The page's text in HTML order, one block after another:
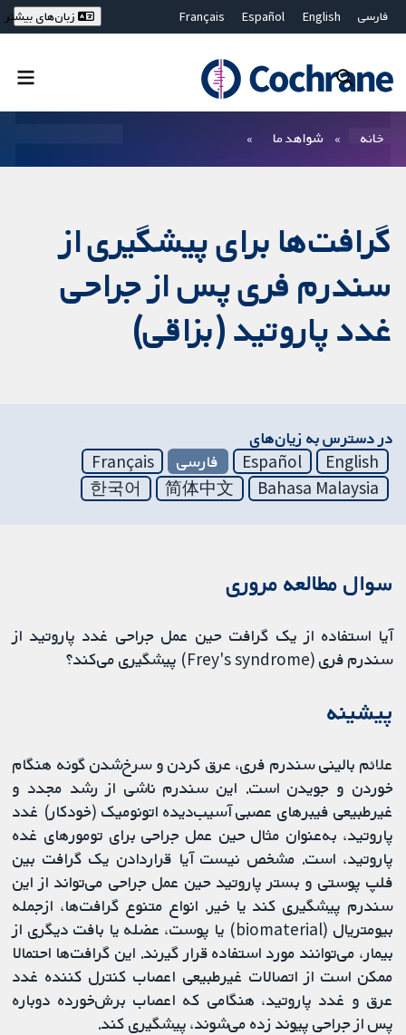
فارسی English
Español
Français
Bahasa Malaysia
ไทย
繁體中文
زبان‌های بیشتر
خانه شواهد ما
گرافت‌ها برای پیشگیری از
سندرم فری پس از جراحی
غدد پاروتید (بزاقی)
در دسترس به زیان‌های
English
Español فارسی
Français
Bahasa Malaysia
简体中文
한국어
سوال مطالعه مروری
آیا استفاده از یک گرافت حین عمل جراحی غدد پاروتید از
سندرم فری (Frey's syndrome) پیشگیری می‌کند؟
پیشینه
علائم بالینی سندرم فری، عرق کردن و سرخ‌شدن گونه هنگام
خوردن و جویدن است. این سندرم ناشی از رشد مجدد و
غیرطبیعی فیبرهای عصبی آسیب‌دیده اتونومیک (خودکار) غدد
پاروتید، به‌عنوان مثال حین عمل جراحی برای تومورهای غده
پاروتید، است. مشخص نیست آیا قراردادن یک گرافت بین
فلپ پوستی و بستر پاروتید حین عمل‌ جراحی می‌تواند از این
سندرم پیشگیری کند یا خیر. انواع متنوع گرافت‌ها، ازجمله
بیومتریال (biomaterial) یا پوست، عضله یا بافت دیگری از
بیمار، می‌توانند مورد استفاده قرار گیرند. این گرافت‌ها احتمالا
ممکن است از اتصالات غیرطبیعی اعصاب کنترل کننده غدد
عرق و غدد پاروتید، هنگامی که اعصاب برش‌خورده دوباره
پس از جراحی پیوند زده می‌شوند، پیشگیری کند.